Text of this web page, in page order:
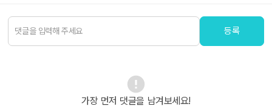
등록
가장 먼저 댓글을 남겨보세요!